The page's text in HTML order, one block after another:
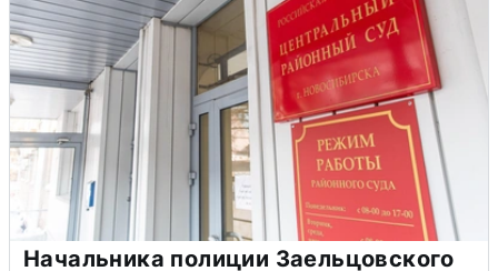
Начальника полиции Заельцовского